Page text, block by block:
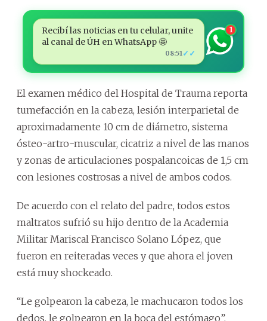
Recibí las noticias en tu celular, unite
al canal de ÚH en WhatsApp 🤩
08:51 ✓✓
1
El examen médico del Hospital de Trauma reporta
tumefacción en la cabeza, lesión interparietal de
aproximadamente 10 cm de diámetro, sistema
ósteo-artro-muscular, cicatriz a nivel de las manos
y zonas de articulaciones pospalancoicas de 1,5 cm
con lesiones costrosas a nivel de ambos codos.
De acuerdo con el relato del padre, todos estos
maltratos sufrió su hijo dentro de la Academia
Militar Mariscal Francisco Solano López, que
fueron en reiteradas veces y que ahora el joven
está muy shockeado.
“Le golpearon la cabeza, le machucaron todos los
dedos, le golpearon en la boca del estómago”,